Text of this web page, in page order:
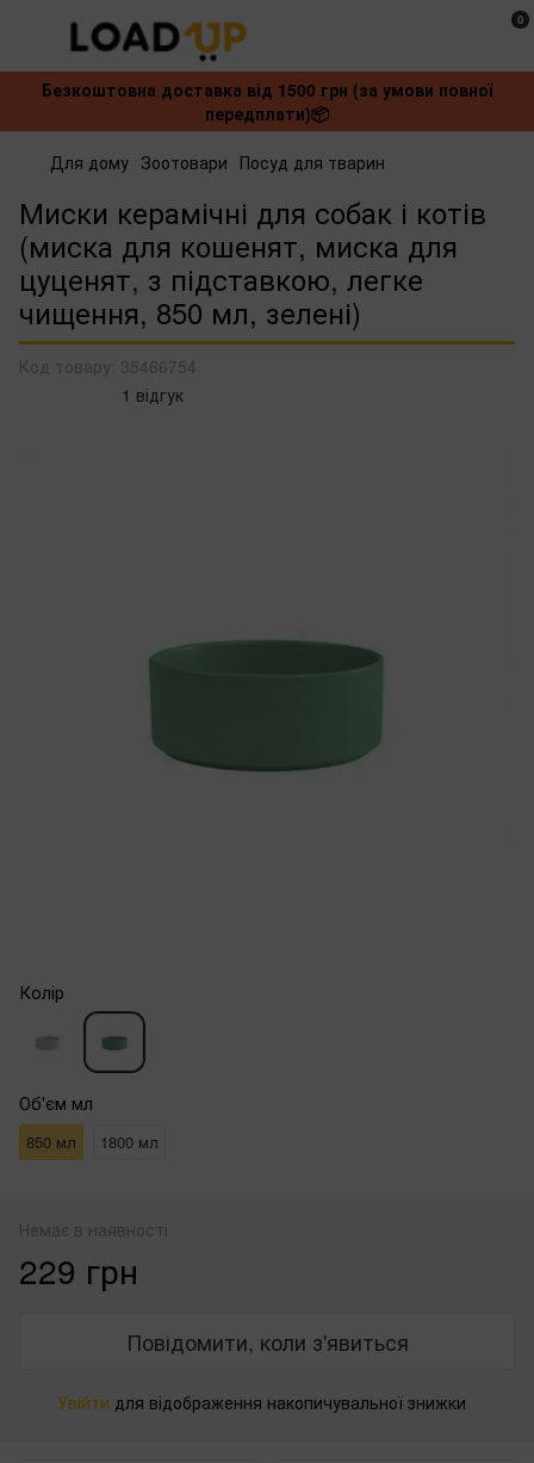
0
Безкоштовна доставка від 1500 грн (за умови повної
передплати)📦
Для дому Зоотовари Посуд для тварин
Миски керамічні для собак і котів
(миска для кошенят, миска для
цуценят, з підставкою, легке
чищення, 850 мл, зелені)
Код товару: 35466754
1 відгук
Колір
Об'єм мл
850 мл 1800 мл
Немає в наявності
229 грн
Повідомити, коли з'явиться
Увійти для відображення накопичувальної знижки